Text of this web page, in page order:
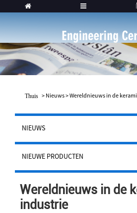
Thuis > Nieuws>Wereldnieuws in de
NIEUWS
NIEUWE PRODUCTEN
Wereldnieuws in de
industrie